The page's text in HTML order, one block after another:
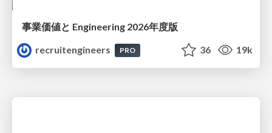
事業価値と Engineering 2026年度版
recruitengineers
PRO 36 19k